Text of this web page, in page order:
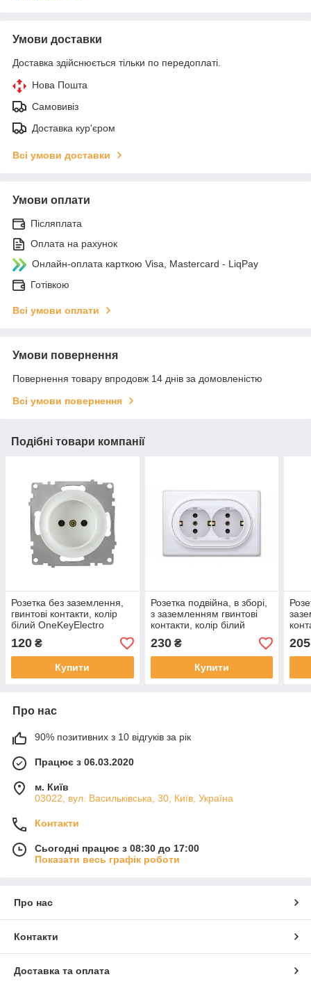
Умови доставки
Доставка здійснюється тільки по передоплаті.
Нова Пошта
Самовивіз
Доставка кур'єром
Всі умови доставки
Умови оплати
Післяплата
Оплата на рахунок
Онлайн-оплата карткою Visa, Mastercard - LiqPay
Готівкою
Всі умови оплати
Умови повернення
Повернення товару впродовж 14 днів за домовленістю
Всі умови повернення
Подібні товари компанії
Розетка без заземлення,
гвинтові контакти, колір
білий OneKeyElectro
120 ₴
Купити
Розетка подвійна, в зборі,
з заземленням гвинтові
контакти, колір білий
230₴
Купити
205
Про нас
90% позитивних з 10 відгуків за рік
Працює з 06.03.2020
м. Київ
03022, вул. Васильківська, 30, Київ, Україна
Контакти
Сьогодні працює з 08:30 до 17:00
Показати весь графік роботи
Про нас
Контакти
Доставка та оплата